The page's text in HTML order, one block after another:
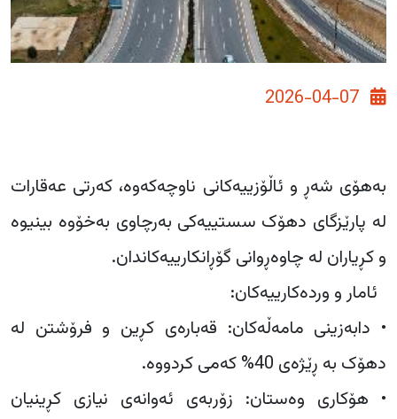
بەهۆی شەڕ و ئاڵۆزییەکانی ناوچەکەوە، کەرتی عەقارات
لە پارێزگای دهۆک سستییەکی بەرچاوی بەخۆوە بینیوە
و کڕیاران لە چاوەڕوانی گۆڕانکارییەکاندان.
ئامار و وردەکارییەکان:
• دابەزینی مامەڵەکان: قەبارەی کڕین و فرۆشتن لە
دهۆک بە ڕێژەی 40% کەمی کردووە.
• هۆکاری وەستان: زۆربەی ئەوانەی نیازی کڕینیان